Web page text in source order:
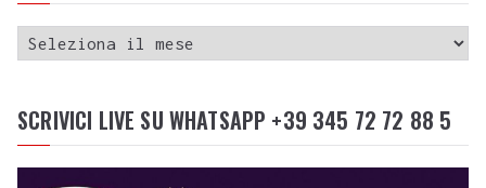
SCRIVICI LIVE SU WHATSAPP +39 345 72 72 88 5